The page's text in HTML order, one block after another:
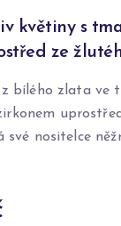
květiny s
ze
z bílého zlata ve
své nositelce